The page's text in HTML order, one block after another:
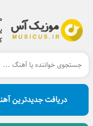
دریافت جدیدترین